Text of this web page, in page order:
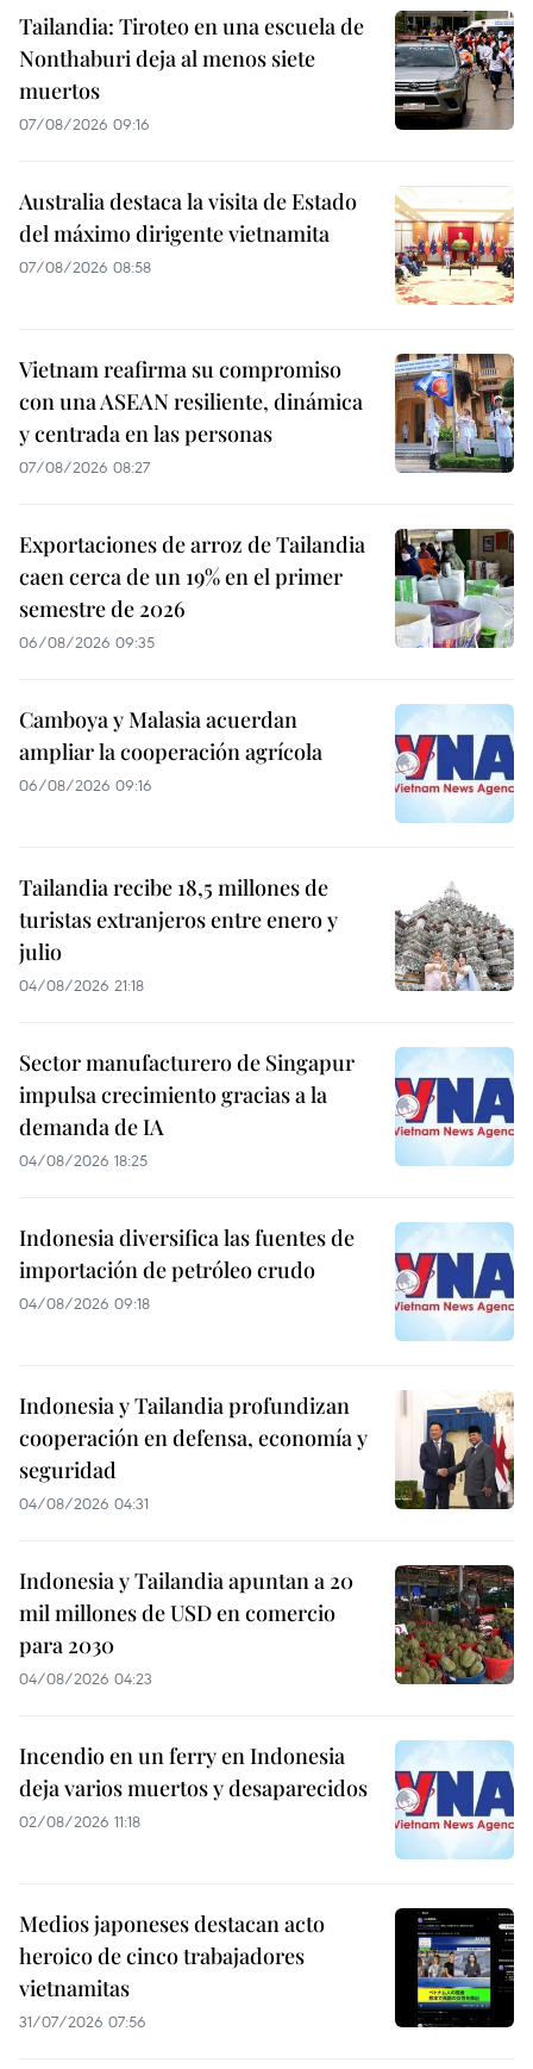
Tailandia: Tiroteo en una escuela de
Nonthaburi deja al menos siete
muertos
07/08/2026 09:16
Australia destaca la visita de Estado
del máximo dirigente vietnamita
07/08/2026 08:58
Vietnam reafirma su compromiso
con una ASEAN resiliente, dinámica
y centrada en las personas
07/08/2026 08:27
Exportaciones de arroz de Tailandia
caen cerca de un 19% en el primer
semestre de 2026
06/08/2026 09:35
Camboya y Malasia acuerdan
ampliar la cooperación agrícola
06/08/2026 09:16
Tailandia recibe 18,5 millones de
turistas extranjeros entre enero y
julio
04/08/2026 21:18
Sector manufacturero de Singapur
impulsa crecimiento gracias a la
demanda de IA
04/08/2026 18:25
Indonesia diversifica las fuentes de
importación de petróleo crudo
04/08/2026 09:18
Indonesia y Tailandia profundizan
cooperación en defensa, economía y
seguridad
04/08/2026 04:31
Indonesia y Tailandia apuntan a 20
mil millones de USD en comercio
para 2030
04/08/2026 04:23
Incendio en un ferry en Indonesia
deja varios muertos y desaparecidos
02/08/2026 11:18
Medios japoneses destacan acto
heroico de cinco trabajadores
vietnamitas
31/07/2026 07:56